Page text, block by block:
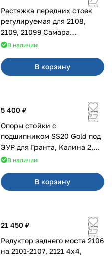
Растяжка передних стоек
регулируемая для 2108,
2109, 21099 Самара
карбюратор
В наличии
В корзину
5 400 ₽
Опоры стойки с
подшипником SS20 Gold под
ЭУР для Гранта, Калина 2,
Datsun
В наличии
В корзину
21 450 ₽
Редуктор заднего моста 2106
на 2101-2107, 2121 4x4,